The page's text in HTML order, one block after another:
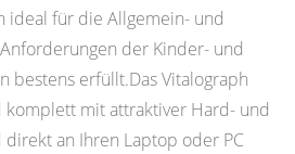
ideal für die Allgemein- und
der Kinder- und
bestens erfüllt.Das Vitalograph
komplett mit attraktiver Hard- und
an Ihren Laptop oder PC